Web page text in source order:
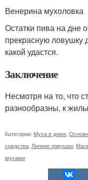
Венерина мухоловка
Остатки пива на дне
прекрасную ловушку
какой удастся.
Заключение
Несмотря на то, что
разнообразны, к
Категории: Муха в доме
средства Липкие ловушки
мухами